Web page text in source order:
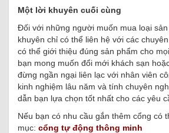
Một lời khuyên cuối cùng
Đối với những người muốn mua loại
khuyên chỉ có thể liên hệ với các
có thể giới thiệu đúng sản phẩm cho
bạn mong muốn đổi mới khách sạn
đừng ngần ngại liên lạc với nhân viên
kinh nghiệm lâu năm và tính chuyên
dẫn bạn lựa chọn tốt nhất cho các yêu
Nếu bạn có nhu cầu gắn thêm cổng có
mục: cổng tự động thông minh